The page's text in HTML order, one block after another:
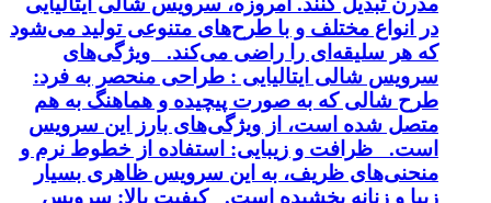
در انواع مختلف و با طرح‌های متنوعی تولید می‌شود
که هر سلیقه‌ای را راضی می‌کند. ویژگی‌های
سرویس شالی ایتالیایی : طراحی منحصر به فرد:
طرح شالی که به صورت پیچیده و هماهنگ به هم
متصل شده است، از ویژگی‌های بارز این سرویس
است. ظرافت و زیبایی: استفاده از خطوط نرم و
منحنی‌های ظریف، به این سرویس ظاهری بسیار
زیبا و زنانه بخشیده است. کیفیت بالا: سرویس